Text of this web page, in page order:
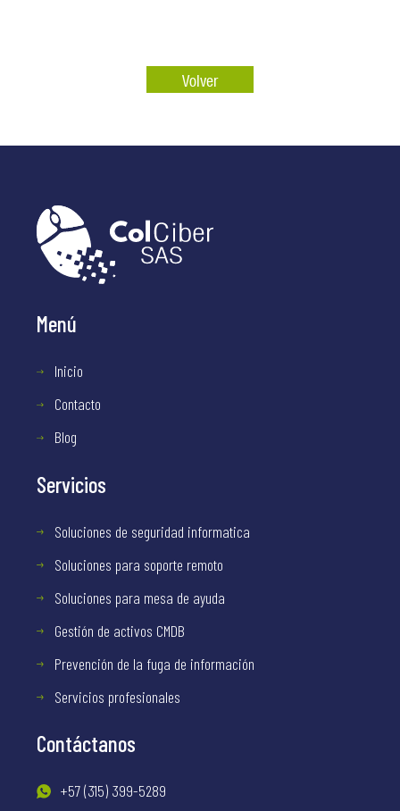
Volver
Menú
Inicio
Contacto
Blog
Servicios
Soluciones de seguridad informatica
Soluciones para soporte remoto
Soluciones para mesa de ayuda
Gestión de activos CMDB
Prevención de la fuga de información
Servicios profesionales
Contáctanos
+57 (315) 399-5289